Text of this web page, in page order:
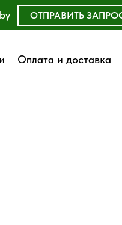
Оплата и доставка
ОТПРАВИТЬ
Оплата и доставка
ЗАЯВКУ